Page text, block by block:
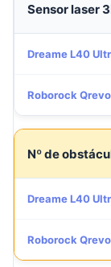
Sensor laser
Dreame L40
Roborock
Nº de
Dreame L40
Roborock